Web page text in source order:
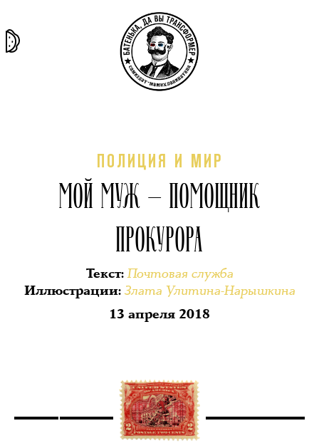
ПОЛИЦИЯ И МИР
МОЙ МУЖ — ПОМОЩНИК
ПРОКУРОРА
Текст:Почтовая служба
Иллюстрации: Злата Улитина-Нарышкина
13 апреля 2018